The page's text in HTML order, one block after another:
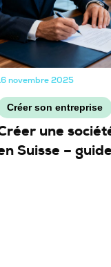
novembre 2025
Créer son entreprise
une
Suisse –